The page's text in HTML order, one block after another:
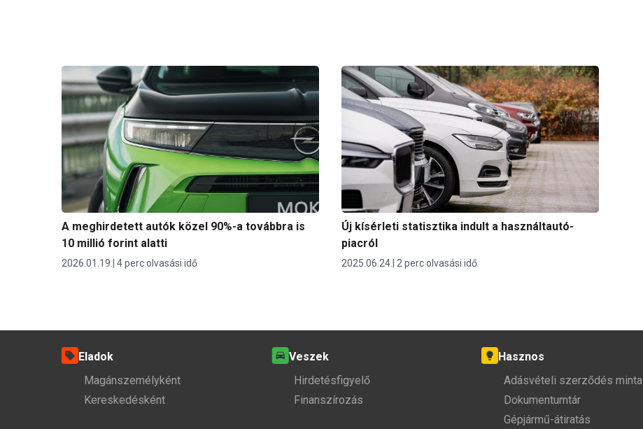
A meghirdetett autók közel 90%-a továbbra is
10 millió forint alatti
2026.01.19. 4 perc olvasási idő
Új kísérleti statisztika indult a használtautó-
piacról
2025.06.24. 2 perc olvasási idő
Eladok
Magánszemélyként
Kereskedésként
Veszek
Hirdetésfigyelő
Finanszírozás
Hasznos
Adásvételi szerződés minta
Dokumentumtár
Gépjármű-átiratás